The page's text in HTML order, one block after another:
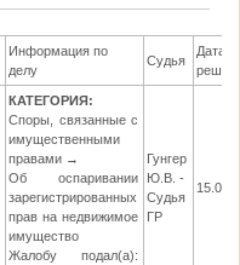
Информация по
делу
Судья
Дата
КАТЕГОРИЯ:
Споры, связанные с
имущественными
правами →
Об оспаривании
зарегистрированных
прав на недвижимое
имущество
Жалобу подал(а):
Гунгер
Ю.В. -
Судья
ГР